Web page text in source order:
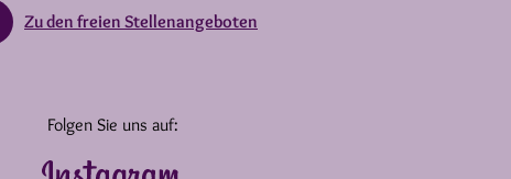
Zu den freien Stellenangeboten
Folgen Sie uns auf: